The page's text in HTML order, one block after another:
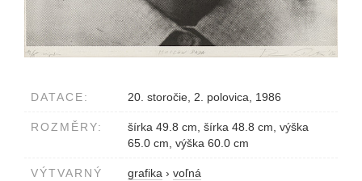
DATACE: 20. storočie, 2. polovica, 1986
ROZMĚRY:
šírka 49.8 cm, šírka 48.8 cm, výška
65.0 cm, výška 60.0 cm
VÝTVARNÝ
grafika › voľná